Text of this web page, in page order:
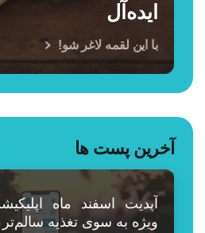
ایده‌آل
با این لقمه لاغر شو!
آخرین پست ها
آپدیت اسفند ماه
ویژه به سوی تغذیه سالم‌تر